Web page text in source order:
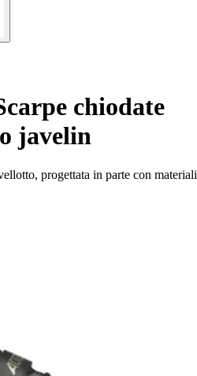
chiodate
javelin
progettata in parte con materiali